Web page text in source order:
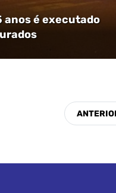
anos é executado